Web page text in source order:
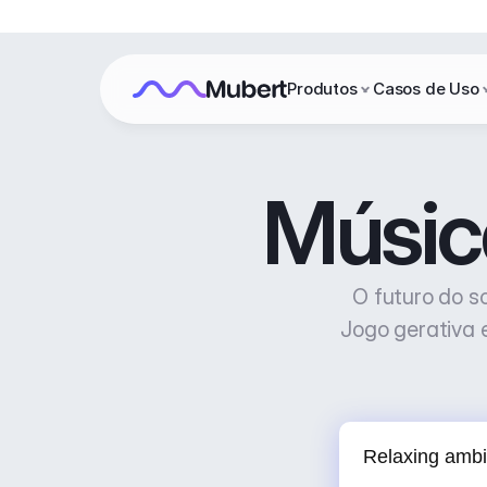
O futuro do
Jogo gerativa
Produtos Casos de Uso